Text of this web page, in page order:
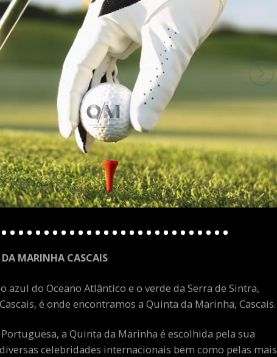
MARINHA CASCAIS
azul do Oceano Atlântico e o verde da Serra de Sintra,
é onde encontramos a Quinta da Marinha, Cascais.
a Quinta da Marinha é escolhida pela sua
celebridades internacionais bem como pelas mais